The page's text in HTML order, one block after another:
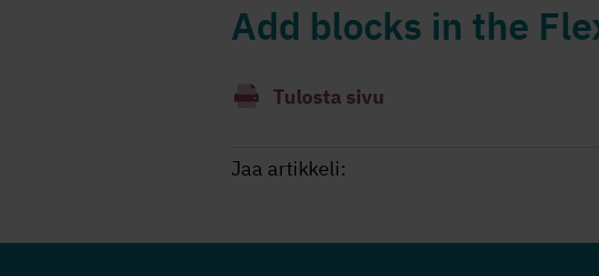
Add blocks in the
Tulosta sivu
Jaa artikkeli: